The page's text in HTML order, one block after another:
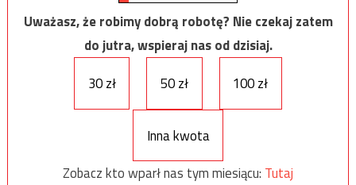
Uważasz, że robimy dobrą robotę? Nie czekaj zatem
do jutra, wspieraj nas od dzisiaj.
30 zł
50 zł 100 zł
Inna kwota
Zobacz kto wparł nas tym miesiącu: Tutaj